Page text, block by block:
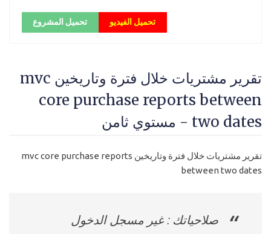
تحميل المشروع تحميل الفيديو
تقرير مشتريات خلال فترة وتاريخين mvc
core purchase reports between
two dates - مستوي ثامن
تقرير مشتريات خلال فترة وتاريخين mvc core purchase reports
between two dates
صلاحياتك : غير مسجل الدخول